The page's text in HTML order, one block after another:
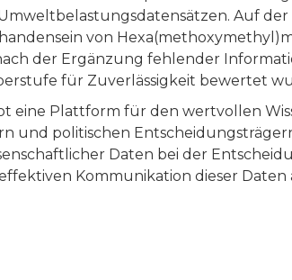
Auf
von
der Ergänzung fehlender
für Zuverlässigkeit bewertet
eine Plattform für den wertvollen
und politischen
Daten bei der
Kommunikation dieser Daten